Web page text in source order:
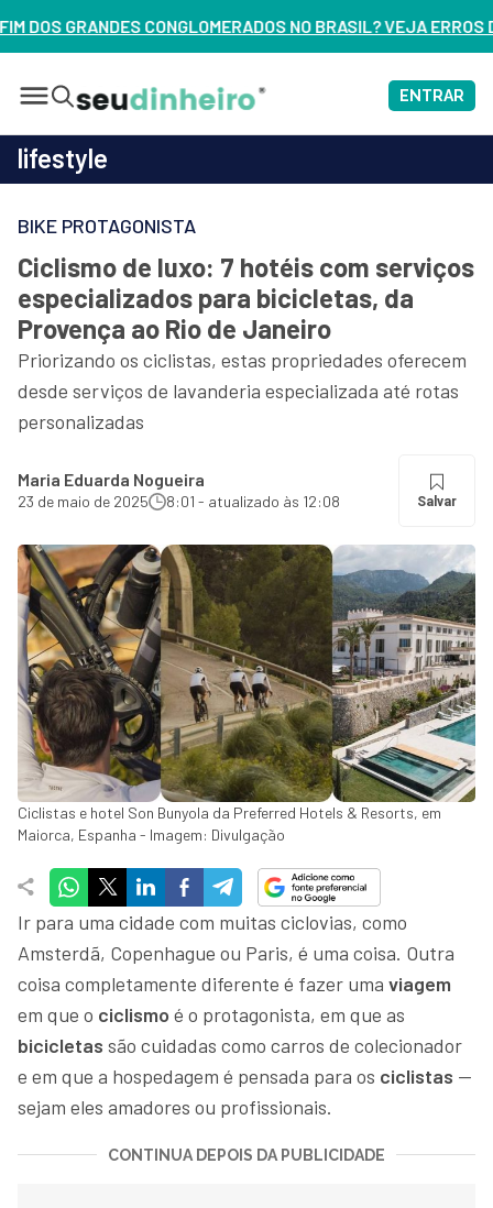
NO BRASIL? VEJA ERROS DE 3 DELES –
ENTRAR
lifestyle
BIKE PROTAGONISTA
Ciclismo de luxo: 7 hotéis com serviços
especializados para bicicletas, da
Provença ao Rio de Janeiro
Priorizando os ciclistas, estas propriedades oferecem
desde serviços de lavanderia especializada até rotas
personalizadas
Maria Eduarda Nogueira
23 de maio de 2025 8:01 - atualizado às 12:08 Salvar
Ciclistas e hotel Son Bunyola da Preferred Hotels & Resorts, em
Maiorca, Espanha - Imagem: Divulgação
Ir para uma cidade com muitas ciclovias, como
Amsterdã, Copenhague ou Paris, é uma coisa. Outra
coisa completamente diferente é fazer uma viagem
em que o ciclismo é o protagonista, em que as
bicicletas são cuidadas como carros de colecionador
e em que a hospedagem é pensada para os ciclistas —
sejam eles amadores ou profissionais.
CONTINUA DEPOIS DA PUBLICIDADE